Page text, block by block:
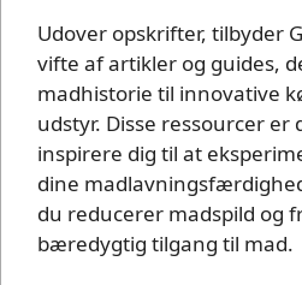
Udover opskrifter, tilbyder
vifte af artikler og guides,
madhistorie til innovative
udstyr. Disse ressourcer er
inspirere dig til at
dine
du reducerer madspild og
bæredygtig tilgang til mad.